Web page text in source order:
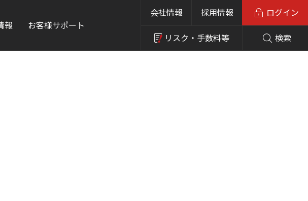
報 お客様サポート
会社情報 採用情報
リスク・ 手数料等 検索
ログイン